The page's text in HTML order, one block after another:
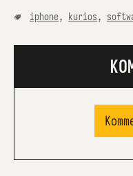
iphone, kurios,